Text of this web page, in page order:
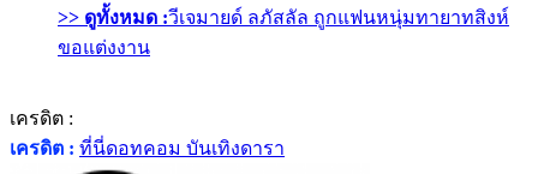
>> ดูทั้งหมด :วีเจมายด์ ลภัสลัล ถูกแฟนหนุ่มทายาทสิงห์
ขอแต่งงาน
เครดิต :
เครดิต : ที่นี่ดอทคอม บันเทิงดารา